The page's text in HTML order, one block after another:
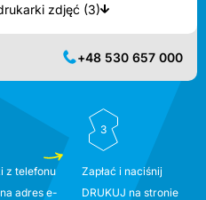
Pokaż najbliższe dostępne drukarki zdjęć (3)
+48 530 657 000
z telefonu
adres e-
3
Zapłać i naciśnij
DRUKUJ na stronie